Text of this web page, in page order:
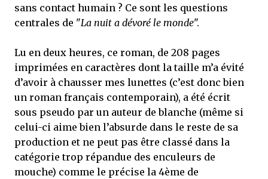
sans contact humain ? Ce sont les questions
centrales de "La nuit a dévoré le monde".
Lu en deux heures, ce roman, de 208 pages
imprimées en caractères dont la taille m’a évité
d’avoir à chausser mes lunettes (c’est donc bien
un roman français contemporain), a été écrit
sous pseudo par un auteur de blanche (même si
celui-ci aime bien l’absurde dans le reste de sa
production et ne peut pas être classé dans la
catégorie trop répandue des enculeurs de
mouche) comme le précise la 4ème de